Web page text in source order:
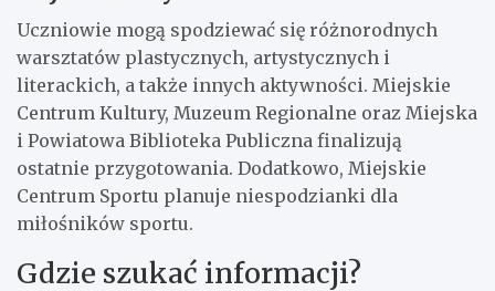
Uczniowie mogą spodziewać się różnorodnych
warsztatów plastycznych, artystycznych i
literackich, a także innych aktywności. Miejskie
Centrum Kultury, Muzeum Regionalne oraz Miejska
i Powiatowa Biblioteka Publiczna finalizują
ostatnie przygotowania. Dodatkowo, Miejskie
Centrum Sportu planuje niespodzianki dla
miłośników sportu.
Gdzie szukać informacji?